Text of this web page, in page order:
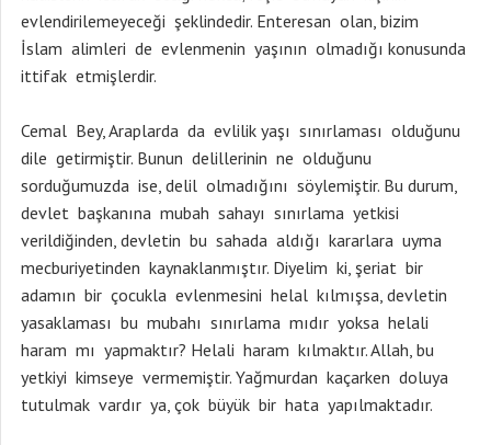
evlendirilemeyeceği şeklindedir. Enteresan olan, bizim
İslam alimleri de evlenmenin yaşının olmadığı konusunda
ittifak etmişlerdir.
Cemal Bey, Araplarda da evlilik yaşı sınırlaması olduğunu
dile getirmiştir. Bunun delillerinin ne olduğunu
sorduğumuzda ise, delil olmadığını söylemiştir. Bu durum,
devlet başkanına mubah sahayı sınırlama yetkisi
verildiğinden, devletin bu sahada aldığı kararlara uyma
mecburiyetinden kaynaklanmıştır. Diyelim ki, şeriat bir
adamın bir çocukla evlenmesini helal kılmışsa, devletin
yasaklaması bu mubahı sınırlama mıdır yoksa helali
haram mı yapmaktır? Helali haram kılmaktır. Allah, bu
yetkiyi kimseye vermemiştir. Yağmurdan kaçarken doluya
tutulmak vardır ya, çok büyük bir hata yapılmaktadır.